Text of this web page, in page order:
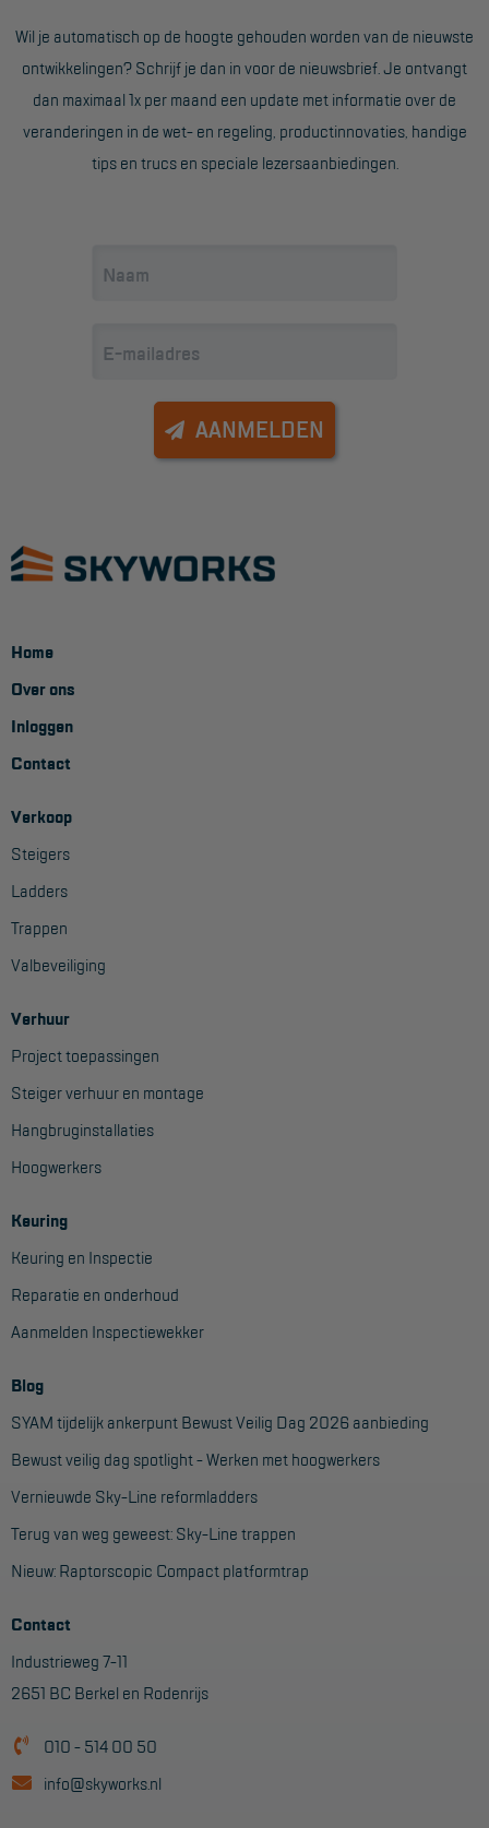
Wil je automatisch op de hoogte gehouden worden van de nieuwste
ontwikkelingen? Schrijf je dan in voor de nieuwsbrief. Je ontvangt
dan maximaal 1x per maand een update met informatie over de
veranderingen in de wet- en regeling, productinnovaties, handige
tips en trucs en speciale lezersaanbiedingen.
AANMELDEN
Home
Over ons
Inloggen
Contact
Verkoop
Steigers
Ladders
Trappen
Valbeveiliging
Verhuur
Project toepassingen
Steiger verhuur en montage
Hangbruginstallaties
Hoogwerkers
Keuring
Keuring en Inspectie
Reparatie en onderhoud
Aanmelden Inspectiewekker
Blog
SYAM tijdelijk ankerpunt Bewust Veilig Dag 2026 aanbieding
Bewust veilig dag spotlight - Werken met hoogwerkers
Vernieuwde Sky-Line reformladders
Terug van weg geweest: Sky-Line trappen
Nieuw: Raptorscopic Compact platformtrap
Contact
Industrieweg 7-11
2651 BC Berkel en Rodenrijs
010 - 514 00 50
info@skyworks.nl